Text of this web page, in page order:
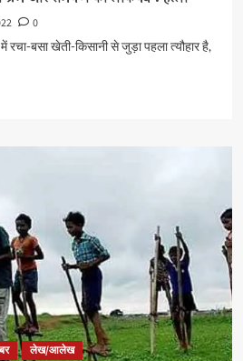
0
बसा खेती-किसानी से जुड़ा पहला त्यौहार है,
लेख/आलेख